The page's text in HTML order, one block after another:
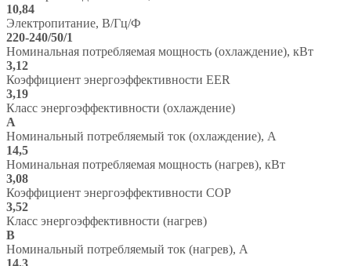
10,84
Электропитание, В/Гц/Ф
220-240/50/1
Номинальная потребляемая мощность (охлаждение), кВт
3,12
Коэффициент энергоэффективности EER
3,19
Класс энергоэффективности (охлаждение)
A
Номинальный потребляемый ток (охлаждение), А
14,5
Номинальная потребляемая мощность (нагрев), кВт
3,08
Коэффициент энергоэффективности COP
3,52
Класс энергоэффективности (нагрев)
B
Номинальный потребляемый ток (нагрев), А
14,3